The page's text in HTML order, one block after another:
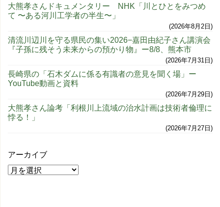
大熊孝さんドキュメンタリー NHK「川とひとをみつめ
て 〜ある河川工学者の半生〜」
2026年8月2日
清流川辺川を守る県民の集い2026−嘉田由紀子さん講演会
『子孫に残そう未来からの預かり物』ー8/8、熊本市
2026年7月31日
長崎県の「石木ダムに係る有識者の意見を聞く場」ー
YouTube動画と資料
2026年7月29日
大熊孝さん論考「利根川上流域の治水計画は技術者倫理に
悖る！」
2026年7月27日
アーカイブ